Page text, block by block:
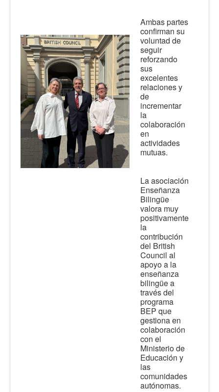
Ambas partes
confirman su
voluntad de
seguir
reforzando
sus
excelentes
relaciones y
de
incrementar
la
colaboración
en
actividades
mutuas.
La asociación
Enseñanza
Bilingüe
valora muy
positivamente
la
contribución
del British
Council al
apoyo a la
enseñanza
bilingüe a
través del
programa
BEP que
gestiona en
colaboración
con el
Ministerio de
Educación y
las
comunidades
autónomas.